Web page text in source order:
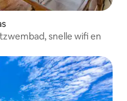
snelle wifi en